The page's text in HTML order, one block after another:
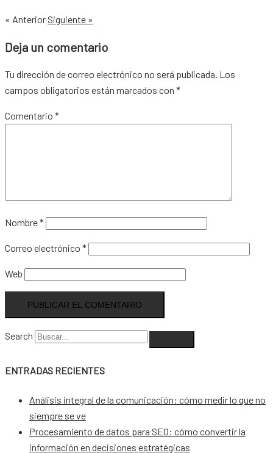
« Anterior Siguiente »
Deja un comentario
Tu dirección de correo electrónico no será publicada. Los
campos obligatorios están marcados con *
Comentario *
Nombre*
Correo electrónico *
Web
Search
ENTRADAS RECIENTES
Análisis integral de la comunicación: cómo medir lo que no
siempre se ve
Procesamiento de datos para SEO: cómo convertir la
información en decisiones estratégicas